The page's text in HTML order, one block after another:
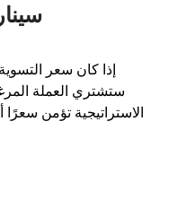
سيناريو
إذا كان سعر التسوية
ستشتري العملة
الاستراتيجية تؤمن سعرًا